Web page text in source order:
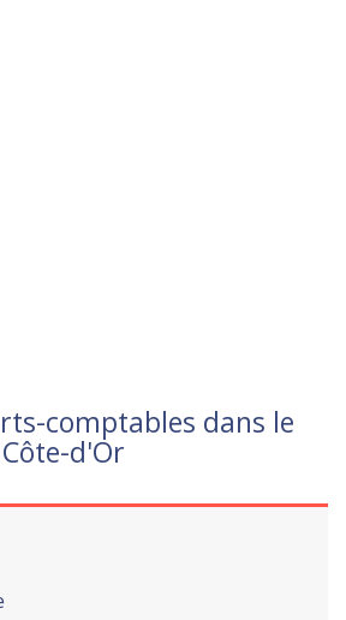
comptables dans le
d'Or